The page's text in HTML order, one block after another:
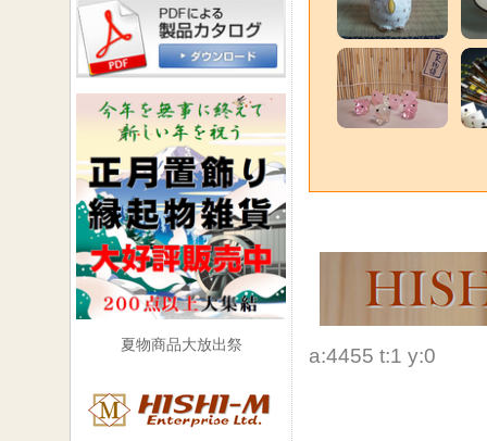
■第3条 （配
配送はすべ
（クレジッ
する。
銀行振込な
商品代金に
担すること
負担するも
■第4条 （領
代金引換伝票
a:4455 t:1 y:0
夏物商品大放出祭